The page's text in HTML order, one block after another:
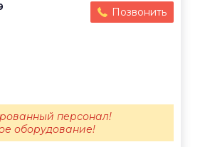
Позвонить
персонал!
оборудование!